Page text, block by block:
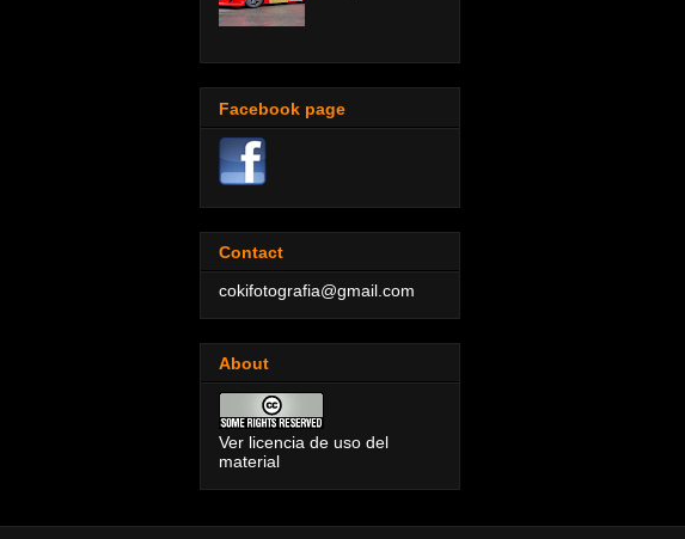
Facebook page
Contact
cokifotografia@gmail.com
About
Ver licencia de uso del
material